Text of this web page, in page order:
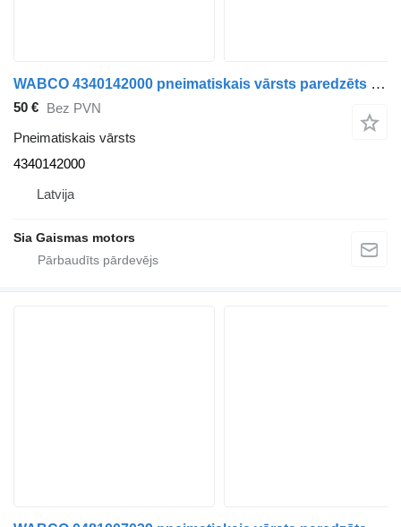
WABCO 4340142000 pneimatiskais vārsts paredzēts Mercedes-Benz Intouro autobusa
50 € Bez PVN
Pneimatiskais vārsts
4340142000
Latvija
Sia Gaismas motors